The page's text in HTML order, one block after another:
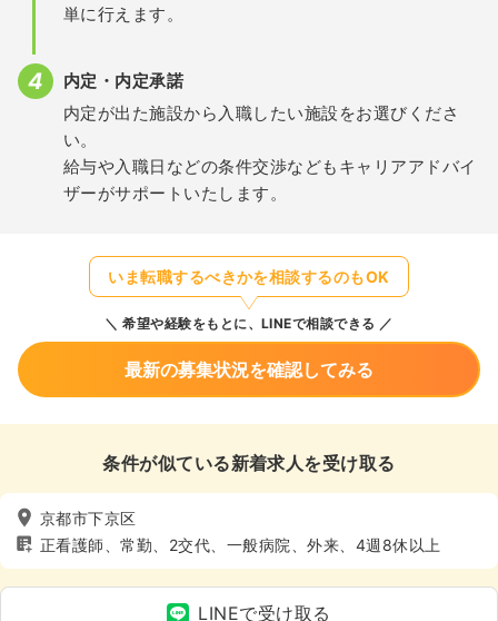
単に行えます。
内定・内定承諾
内定が出た施設から入職したい施設をお選びくださ
い。
給与や入職日などの条件交渉などもキャリアアドバイ
ザーがサポートいたします。
いま転職するべきかを相談するのもOK
希望や経験をもとに、LINEで相談できる
最新の募集状況を確認してみる
条件が似ている新着求人を受け取る
京都市下京区
正看護師、常勤、2交代、一般病院、外来、4週8休以上
LINEで受け取る